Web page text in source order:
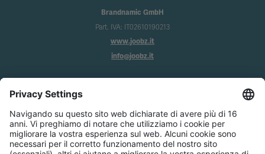
Brandnamic GmbH
Part. IVA: IT02610190213
www.joobz.it
info@joobz.it
Privacy
Condizioni generali
Impostazione dei cookie